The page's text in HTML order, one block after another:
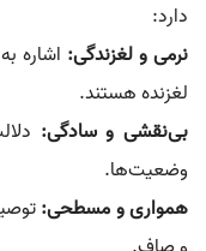
دارد:
نرمی و لغزندگی: اشاره
لغزنده هستند.
بی‌نقشی و سادگی:
وضعیت‌ها.
همواری و مسطحی: